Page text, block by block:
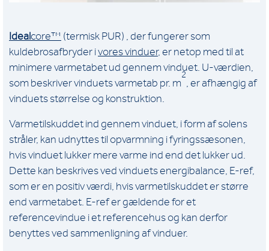
Idealcore™ (termisk PUR) , der fungerer som
kuldebrosafbryder ivores vinduer, er netop med til at
minimere varmetabet ud gennem vinduet. U-værdien,
som beskriver vinduets varmetab pr. m
2
, er afhængig af
vinduets størrelse og konstruktion.
Varmetilskuddet ind gennem vinduet, i form af solens
stråler, kan udnyttes til opvarmning i fyringssæsonen,
hvis vinduet lukker mere varme ind end det lukker ud.
Dette kan beskrives ved vinduets energibalance, E-ref,
som er en positiv værdi, hvis varmetilskuddet er større
end varmetabet. E-ref er gældende for et
referencevindue i et referencehus og kan derfor
benyttes ved sammenligning af vinduer.